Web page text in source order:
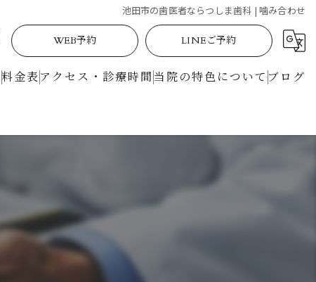
池田市の歯医者ならつしま歯科 | 噛み合わせ
WEB予約 LINEご予約
料金表アクセス・診療時間 当院の特色について
土曜日
ブログ